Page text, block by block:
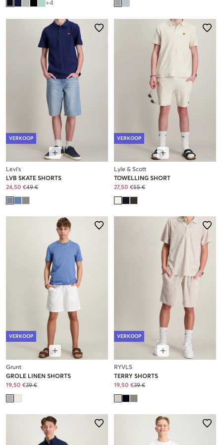
+4
VERKOOP
Levi's
LVB SKATE SHORTS
24,50 €49 €
VERKOOP
Lyle & Scott
TOWELLING SHORT
27,50 €55 €
VERKOOP
Grunt
GROLE LINEN SHORTS
19,50 €39 €
VERKOOP
RYVLS
TERRY SHORTS
19,50 €39 €